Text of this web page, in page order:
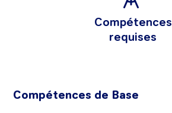
Compétences
requises
Compétences de Base